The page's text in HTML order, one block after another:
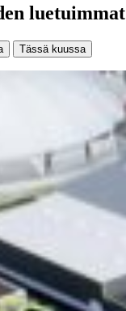
luetuimmat
Tässä kuussa